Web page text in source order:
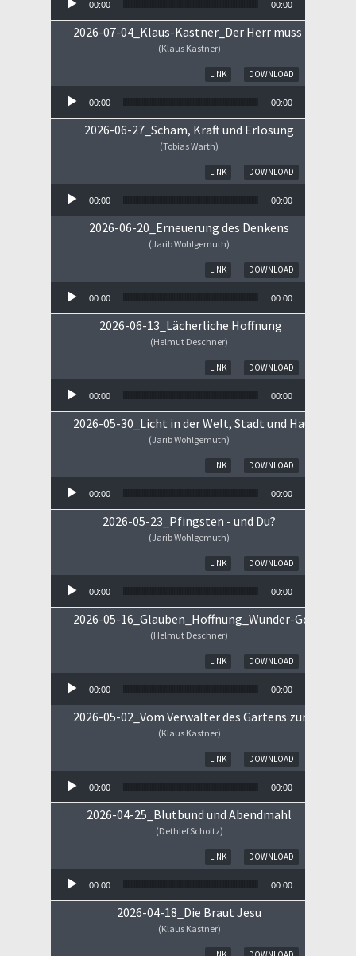
00:00 00:00
2026-07-04_Klaus-Kastner_Der Herr muss im
(Klaus Kastner)
DOWNLOAD
LINK
00:00 00:00
2026-06-27_Scham, Kraft und Erlösung
(Tobias Warth)
DOWNLOAD
LINK
00:00 00:00
2026-06-20_Erneuerung des Denkens
(Jarib Wohlgemuth)
DOWNLOAD
LINK
00:00 00:00
2026-06-13_Lächerliche Hoffnung
(Helmut Deschner)
DOWNLOAD
LINK
00:00 00:00
2026-05-30_Licht in der Welt, Stadt und Haus
(Jarib Wohlgemuth)
DOWNLOAD
LINK
00:00 00:00
2026-05-23_Pfingsten - und Du?
(Jarib Wohlgemuth)
DOWNLOAD
LINK
00:00 00:00
2026-05-16_Glauben_Hoffnung_Wunder-
(Helmut Deschner)
DOWNLOAD
LINK
00:00 00:00
2026-05-02_Vom Verwalter des Gartens zum
(Klaus Kastner)
DOWNLOAD
LINK
00:00 00:00
2026-04-25_Blutbund und Abendmahl
(Dethlef Scholtz)
DOWNLOAD
LINK
00:00 00:00
2026-04-18_Die Braut Jesu
(Klaus Kastner)